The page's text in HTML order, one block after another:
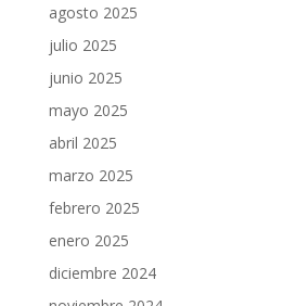
agosto 2025
julio 2025
junio 2025
mayo 2025
abril 2025
marzo 2025
febrero 2025
enero 2025
diciembre 2024